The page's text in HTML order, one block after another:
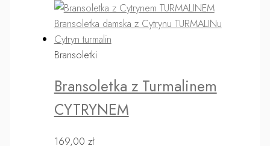
Bransoletki
Bransoletka z Turmalinem
CYTRYNEM
169,00 zł